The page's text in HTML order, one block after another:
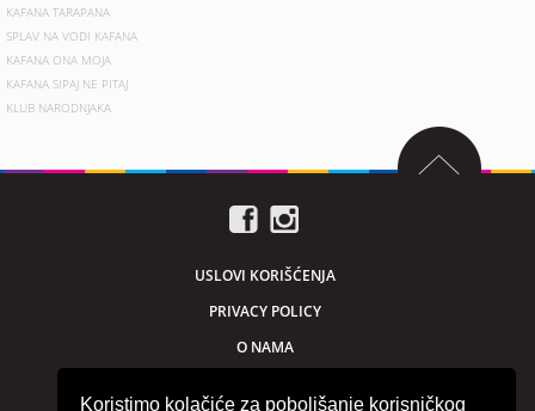
Koristimo kolačiće za poboljšanje korisničkog
KAFANA TARAPANA
SPLAV NA VODI KAFANA
KAFANA ONA MOJA
KAFANA SIPAJ NE PITAJ
KLUB NARODNJAKA
USLOVI KORIŠĆENJA
PRIVACY POLICY
O NAMA